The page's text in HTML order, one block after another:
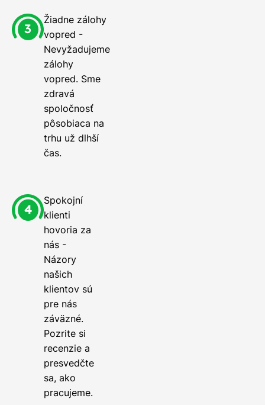
Žiadne zálohy
vopred -
Nevyžadujeme
zálohy
vopred. Sme
zdravá
spoločnosť
pôsobiaca na
trhu už dlhší
čas.
Spokojní
klienti
hovoria za
nás -
Názory
našich
klientov sú
pre nás
záväzné.
Pozrite si
recenzie a
presvedčte
sa, ako
pracujeme.